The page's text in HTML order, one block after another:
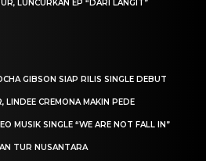
LUNCURKAN EP “DARI LANGIT”
GIBSON SIAP RILIS SINGLE DEBUT
LINDEE CREMONA MAKIN PEDE
MUSIK SINGLE “WE ARE NOT FALL IN”
TUR NUSANTARA